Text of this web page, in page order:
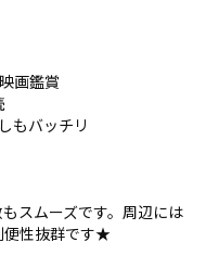
画鑑賞
もバッチリ
スムーズです。周辺には
便性抜群です★